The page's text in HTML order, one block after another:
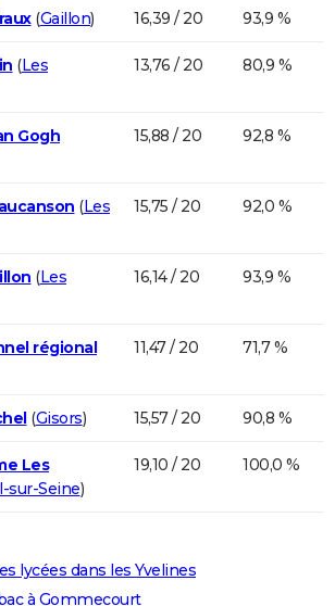
(Gaillon) 16,39 / 20 93,9 %
(Les
13,76 / 20 80,9 %
Gogh
15,88 / 20 92,8 %
(Les
15,75 / 20 92,0 %
(Les
16,14 / 20 93,9 %
régional
11,47 / 20 71,7 %
(Gisors) 15,57 / 20 90,8 %
Les
sur-Seine)
19,10 / 20 100,0 %
lycées dans les Yvelines
à Gommecourt